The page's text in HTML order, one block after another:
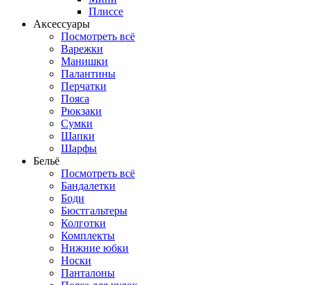
Плиссе
Аксессуары
Посмотреть всё
Варежки
Манишки
Палантины
Перчатки
Пояса
Рюкзаки
Сумки
Шапки
Шарфы
Бельё
Посмотреть всё
Бандалетки
Боди
Бюстгальтеры
Колготки
Комплекты
Нижние юбки
Носки
Панталоны